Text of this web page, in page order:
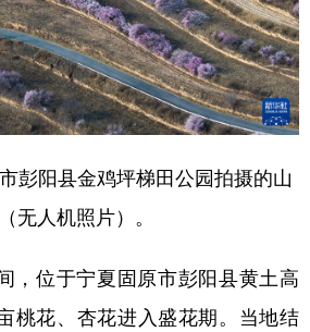
彭阳县金鸡坪梯田公园拍摄的山
无人机照片）。
位于宁夏固原市彭阳县黄土高
桃花、杏花进入盛花期。当地结